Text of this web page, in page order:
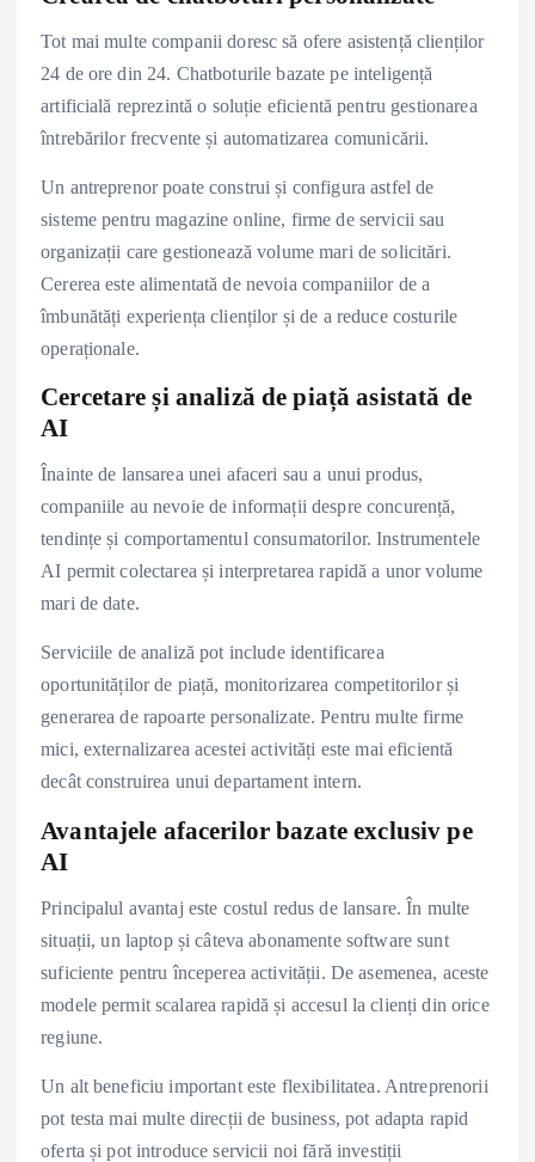
Tot mai multe companii doresc să ofere asistență clienților
24 de ore din 24. Chatboturile bazate pe inteligență
artificială reprezintă o soluție eficientă pentru gestionarea
întrebărilor frecvente și automatizarea comunicării.
Un antreprenor poate construi și configura astfel de
sisteme pentru magazine online, firme de servicii sau
organizații care gestionează volume mari de solicitări.
Cererea este alimentată de nevoia companiilor de a
îmbunătăți experiența clienților și de a reduce costurile
operaționale.
Cercetare și analiză de piață asistată de
AI
Înainte de lansarea unei afaceri sau a unui produs,
companiile au nevoie de informații despre concurență,
tendințe și comportamentul consumatorilor. Instrumentele
AI permit colectarea și interpretarea rapidă a unor volume
mari de date.
Serviciile de analiză pot include identificarea
oportunităților de piață, monitorizarea competitorilor și
generarea de rapoarte personalizate. Pentru multe firme
mici, externalizarea acestei activități este mai eficientă
decât construirea unui departament intern.
Avantajele afacerilor bazate exclusiv pe
AI
Principalul avantaj este costul redus de lansare. În multe
situații, un laptop și câteva abonamente software sunt
suficiente pentru începerea activității. De asemenea, aceste
modele permit scalarea rapidă și accesul la clienți din orice
regiune.
Un alt beneficiu important este flexibilitatea. Antreprenorii
pot testa mai multe direcții de business, pot adapta rapid
oferta și pot introduce servicii noi fără investiții